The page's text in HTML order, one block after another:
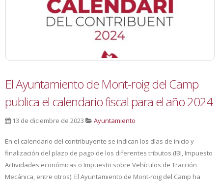
El Ayuntamiento de Mont-roig del Camp
publica el calendario fiscal para el año 2024
13 de diciembre de 2023 Ayuntamiento
En el calendario del contribuyente se indican los días de inicio y
finalización del plazo de pago de los diferentes tributos (IBI, Impuesto
Actividades económicas o Impuesto sobre Vehículos de Tracción
Mecánica, entre otros). El Ayuntamiento de Mont-roig del Camp ha